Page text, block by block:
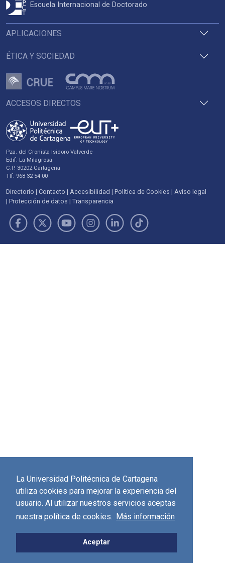
La Universidad Politécnica de Cartagena
utiliza cookies para mejorar la experiencia del
usuario. Al utilizar nuestros servicios aceptas
nuestra política de cookies. Más información
Aceptar
ACCESOS DIRECTOS
Pza. del Cronista Isidoro Valverde
Edif. La Milagrosa
C.P. 30202 Cartagena
Tlf: 968 32 54 00
Directorio Contacto Accesibilidad Política de Cookies
Aviso legal
Protección de datos
Transparencia
APLICACIONES
ÉTICA Y SOCIEDAD
Escuela Internacional de Doctorado